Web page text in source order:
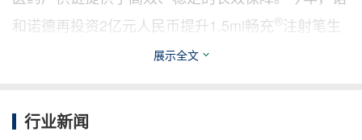
和诺德再投资2亿元人民币提升1.5ml畅充®注射笔生
产能力，满足患者多元化用药需求。天津生产厂还在
水平。
展示全文
行业新闻